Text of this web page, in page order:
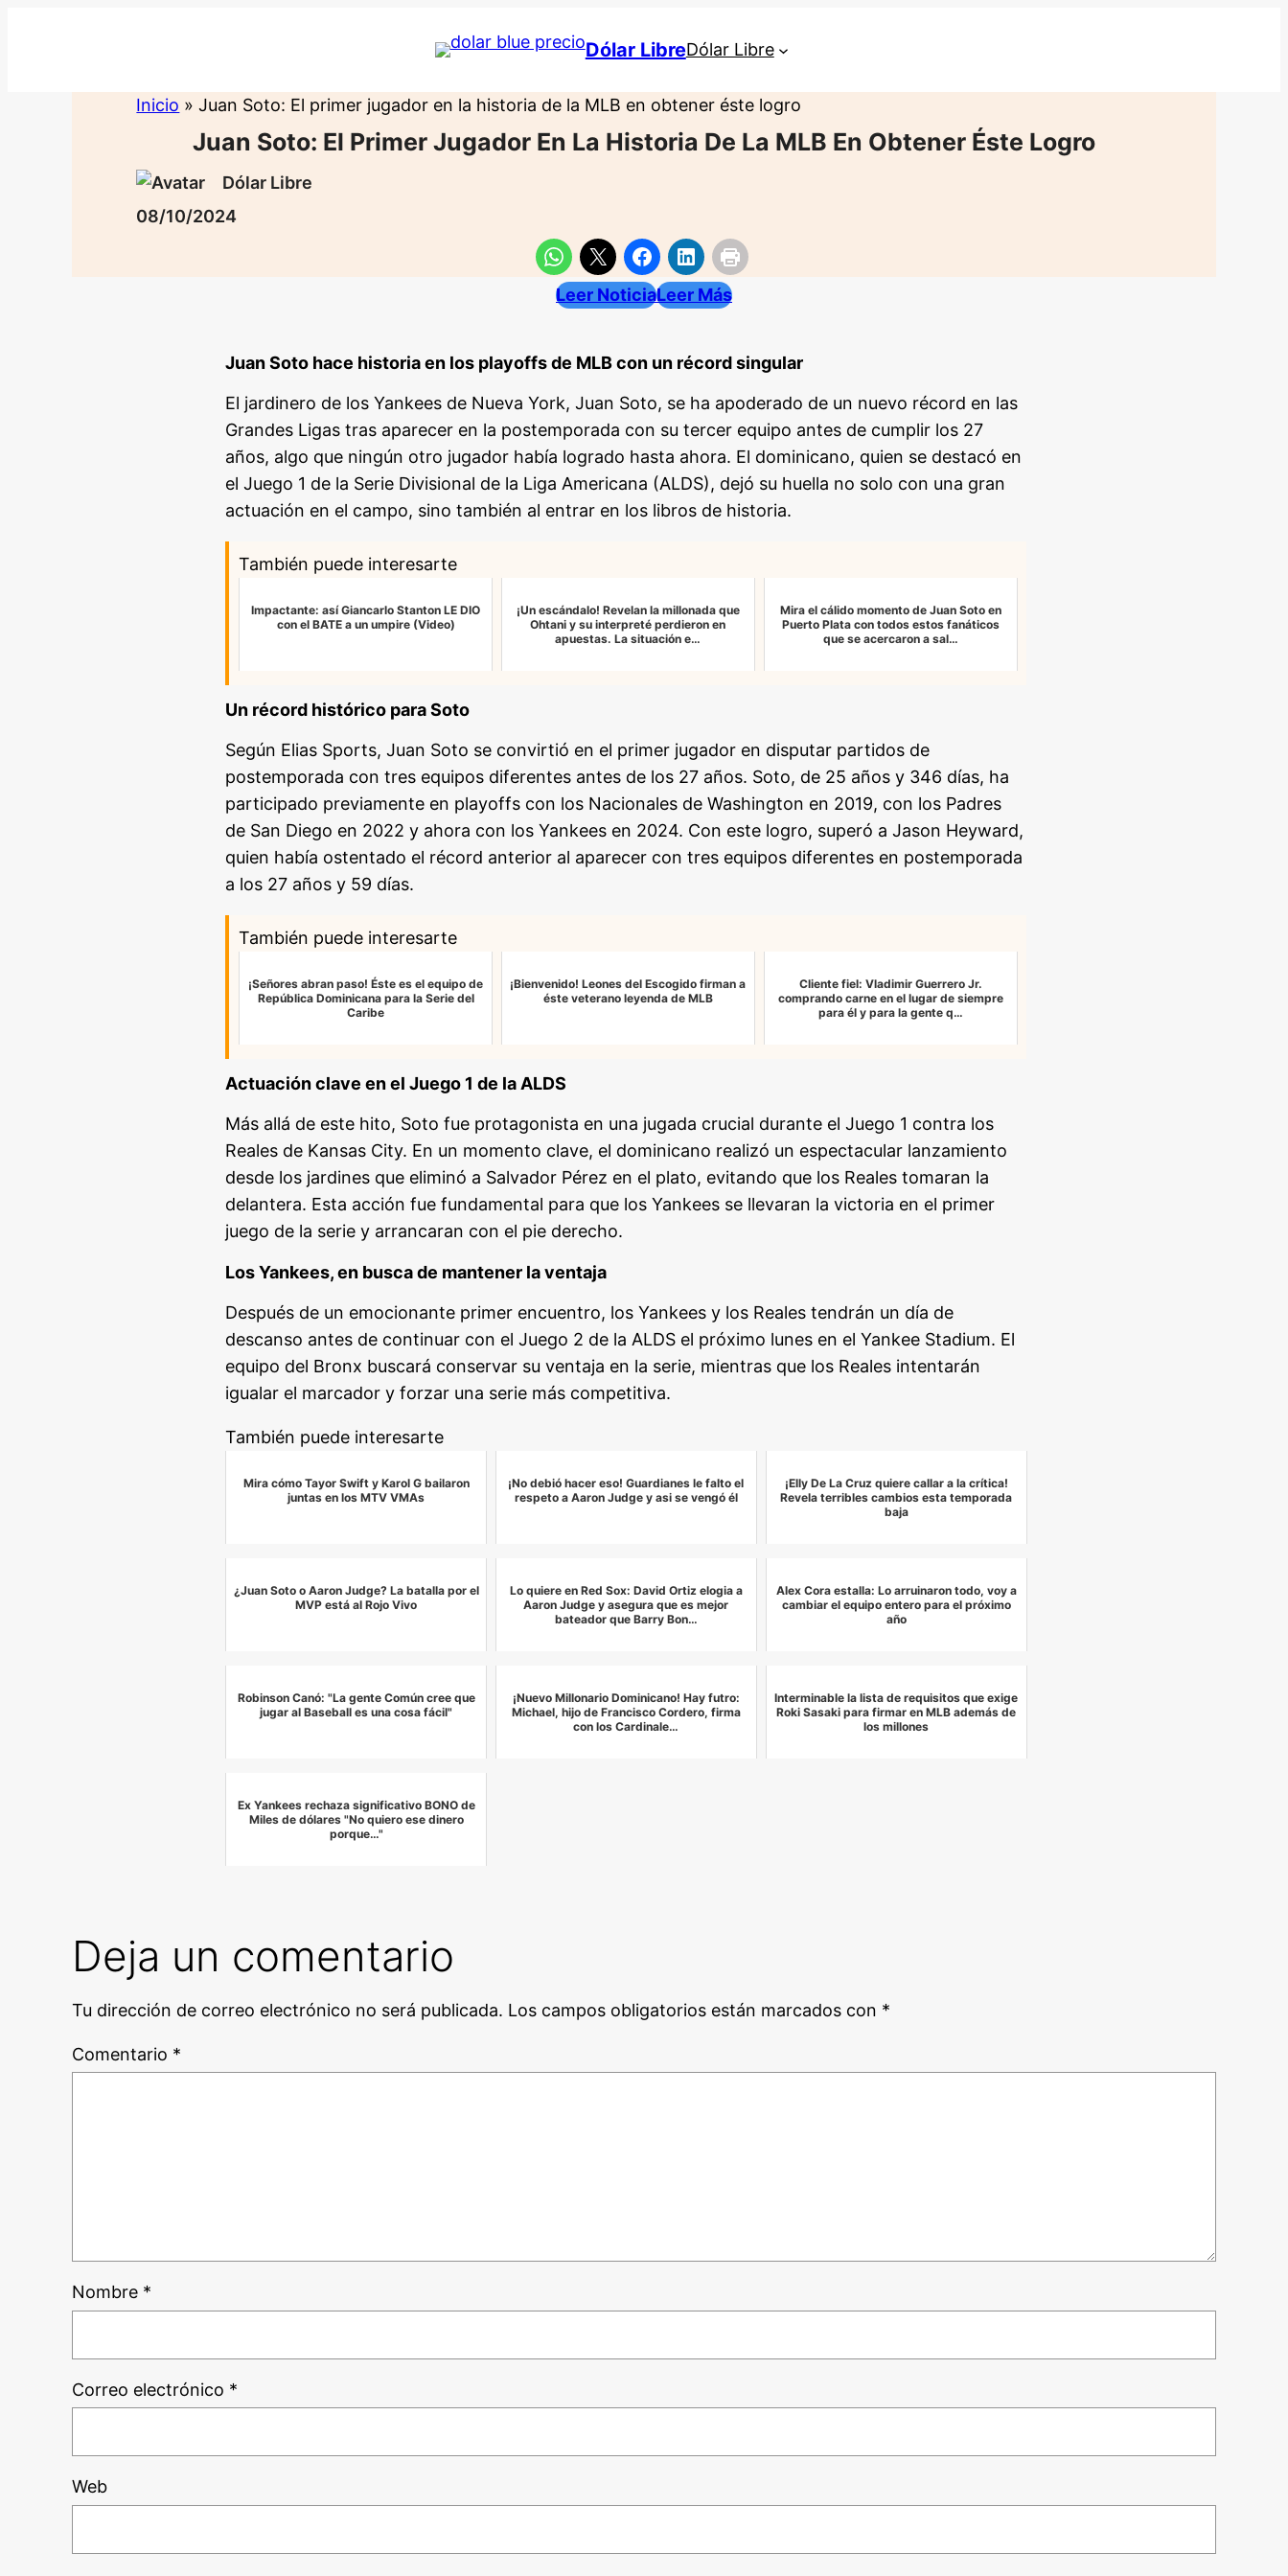
Dólar LibreDólar Libre
Inicio »Juan Soto: El primer jugador en la historia de la MLB en obtener éste logro
Juan Soto: El Primer Jugador En La Historia De La MLB En Obtener Éste Logro
Dólar Libre
08/10/2024
Leer NoticiaLeer Más
Juan Soto hace historia en los playoffs de MLB con un récord singular
El jardinero de los Yankees de Nueva York, Juan Soto, se ha apoderado de un nuevo récord en las
Grandes Ligas tras aparecer en la postemporada con su tercer equipo antes de cumplir los 27
años, algo que ningún otro jugador había logrado hasta ahora. El dominicano, quien se destacó en
el Juego 1 de la Serie Divisional de la Liga Americana (ALDS), dejó su huella no solo con una gran
actuación en el campo, sino también al entrar en los libros de historia.
También puede interesarte
Impactante: así Giancarlo Stanton LE DIO
con el BATE a un umpire (Video)
¡Un escándalo! Revelan la millonada que
Ohtani y su interpreté perdieron en
apuestas. La situación e…
Mira el cálido momento de Juan Soto en
Puerto Plata con todos estos fanáticos
que se acercaron a sal…
Un récord histórico para Soto
Según Elias Sports, Juan Soto se convirtió en el primer jugador en disputar partidos de
postemporada con tres equipos diferentes antes de los 27 años. Soto, de 25 años y 346 días, ha
participado previamente en playoffs con los Nacionales de Washington en 2019, con los Padres
de San Diego en 2022 y ahora con los Yankees en 2024. Con este logro, superó a Jason Heyward,
quien había ostentado el récord anterior al aparecer con tres equipos diferentes en postemporada
a los 27 años y 59 días.
También puede interesarte
¡Señores abran paso! Éste es el equipo de
República Dominicana para la Serie del
Caribe
¡Bienvenido! Leones del Escogido firman a
éste veterano leyenda de MLB
Cliente fiel: Vladimir Guerrero Jr.
comprando carne en el lugar de siempre
para él y para la gente q…
Actuación clave en el Juego 1 de la ALDS
Más allá de este hito, Soto fue protagonista en una jugada crucial durante el Juego 1 contra los
Reales de Kansas City. En un momento clave, el dominicano realizó un espectacular lanzamiento
desde los jardines que eliminó a Salvador Pérez en el plato, evitando que los Reales tomaran la
delantera. Esta acción fue fundamental para que los Yankees se llevaran la victoria en el primer
juego de la serie y arrancaran con el pie derecho.
Los Yankees, en busca de mantener la ventaja
Después de un emocionante primer encuentro, los Yankees y los Reales tendrán un día de
descanso antes de continuar con el Juego 2 de la ALDS el próximo lunes en el Yankee Stadium. El
equipo del Bronx buscará conservar su ventaja en la serie, mientras que los Reales intentarán
igualar el marcador y forzar una serie más competitiva.
También puede interesarte
Mira cómo Tayor Swift y Karol G bailaron
juntas en los MTV VMAs
¡No debió hacer eso! Guardianes le falto el
respeto a Aaron Judge y asi se vengó él
¡Elly De La Cruz quiere callar a la crítica!
Revela terribles cambios esta temporada
baja
¿Juan Soto o Aaron Judge? La batalla por el
MVP está al Rojo Vivo
Lo quiere en Red Sox: David Ortiz elogia a
Aaron Judge y asegura que es mejor
bateador que Barry Bon…
Alex Cora estalla: Lo arruinaron todo, voy a
cambiar el equipo entero para el próximo
año
Robinson Canó: "La gente Común cree que
jugar al Baseball es una cosa fácil"
¡Nuevo Millonario Dominicano! Hay futro:
Michael, hijo de Francisco Cordero, firma
con los Cardinale…
Interminable la lista de requisitos que exige
Roki Sasaki para firmar en MLB además de
los millones
Ex Yankees rechaza significativo BONO de
Miles de dólares "No quiero ese dinero
porque…"
Deja un comentario
Tu dirección de correo electrónico no será publicada. Los campos obligatorios están marcados con *
Comentario *
Nombre *
Correo electrónico *
Web